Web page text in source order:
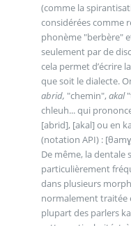
(comme la
considérées comme
phonème "berbère"
seulement par de
cela permet d’écrire
que soit le dialecte.
abrid, "chemin", akal
chleuh... qui
[abrid], [akal] ou en
(notation API) :
De même, la
particulièrement
dans plusieurs
normalement traitée
plupart des parlers